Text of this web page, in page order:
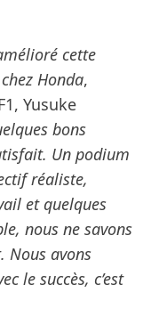
cette
Honda,
Yusuke
bons
Un podium
réaliste,
et quelques
nous ne savons
Nous avons
le succès, c’est